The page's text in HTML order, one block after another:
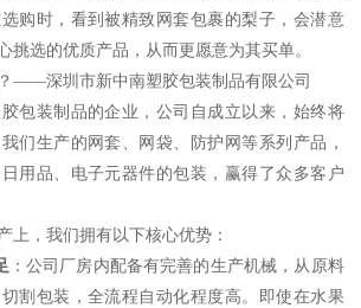
购时，看到被精致网套包裹的梨子，会潜意
挑选的优质产品，从而更愿意为其买单。
——深圳市新中南塑胶包装制品有限公司
包装制品的企业，公司自成立以来，始终将
们生产的网套、网袋、防护网等系列产品，
用品、电子元器件的包装，赢得了众多客户
上，我们拥有以下核心优势：
：公司厂房内配备有完善的生产机械，从原料
割包装，全流程自动化程度高。即使在水果